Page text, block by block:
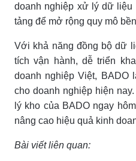
doanh nghiệp xử lý dữ liệu
tảng để mở rộng quy mô
Với khả năng đồng bộ dữ
tích vận hành, dễ triển
doanh nghiệp Việt, BADO
cho doanh nghiệp hiện
lý kho của BADO ngay
nâng cao hiệu quả kinh
Bài viết liên quan: